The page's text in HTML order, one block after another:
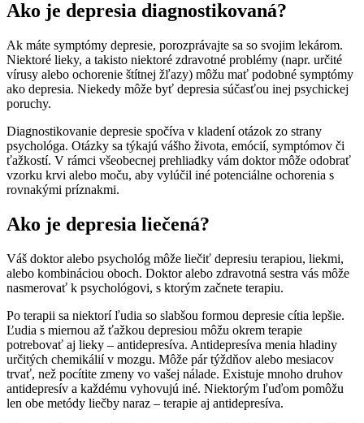
Ako je depresia diagnostikovaná?
Ak máte symptómy depresie, porozprávajte sa so svojim lekárom.
Niektoré lieky, a takisto niektoré zdravotné problémy (napr. určité
vírusy alebo ochorenie štítnej žľazy) môžu mať podobné symptómy
ako depresia. Niekedy môže byť depresia súčasťou inej psychickej
poruchy.
Diagnostikovanie depresie spočíva v kladení otázok zo strany
psychológa. Otázky sa týkajú vášho života, emócií, symptómov či
ťažkostí. V rámci všeobecnej prehliadky vám doktor môže odobrať
vzorku krvi alebo moču, aby vylúčil iné potenciálne ochorenia s
rovnakými príznakmi.
Ako je depresia liečená?
Váš doktor alebo psychológ môže liečiť depresiu terapiou, liekmi,
alebo kombináciou oboch. Doktor alebo zdravotná sestra vás môže
nasmerovať k psychológovi, s ktorým začnete terapiu.
Po terapii sa niektorí ľudia so slabšou formou depresie cítia lepšie.
Ľudia s miernou až ťažkou depresiou môžu okrem terapie
potrebovať aj lieky – antidepresíva. Antidepresíva menia hladiny
určitých chemikálií v mozgu. Môže pár týždňov alebo mesiacov
trvať, než pocítite zmeny vo vašej nálade. Existuje mnoho druhov
antidepresív a každému vyhovujú iné. Niektorým ľuďom pomôžu
len obe metódy liečby naraz – terapie aj antidepresíva.